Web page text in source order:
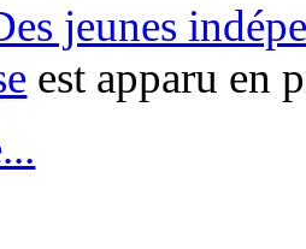
jeunes
est apparu en